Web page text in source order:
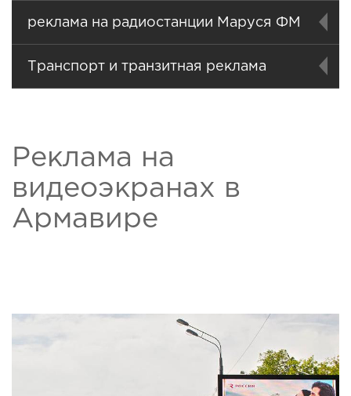
реклама на радиостанции Маруся ФМ
Транспорт и транзитная реклама
Реклама на
видеоэкранах в
Армавире